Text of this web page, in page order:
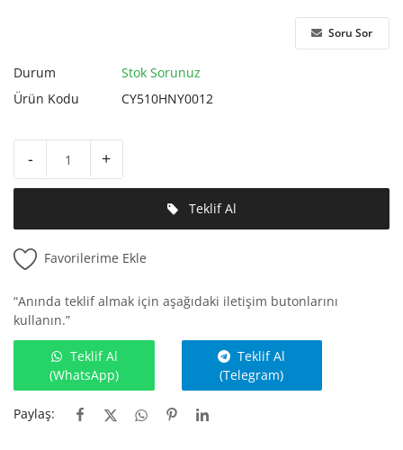
Soru Sor
Durum
Stok Sorunuz
Ürün Kodu
CY510HNY0012
- +
Teklif Al
Favorilerime Ekle
“Anında teklif almak için aşağıdaki iletişim butonlarını
kullanın.”
Teklif Al
(WhatsApp)
Teklif Al
(Telegram)
Paylaş: